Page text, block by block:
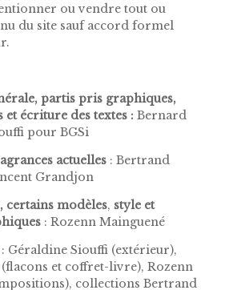
ou vendre tout ou
du site sauf accord formel
partis pris graphiques,
écriture des textes : Bernard
pour BGSi
actuelles : Bertrand
Grandjon
certains modèles, style et
: Rozenn Mainguené
: Géraldine Siouffi (extérieur),
et coffret-livre), Rozenn
collections Bertrand